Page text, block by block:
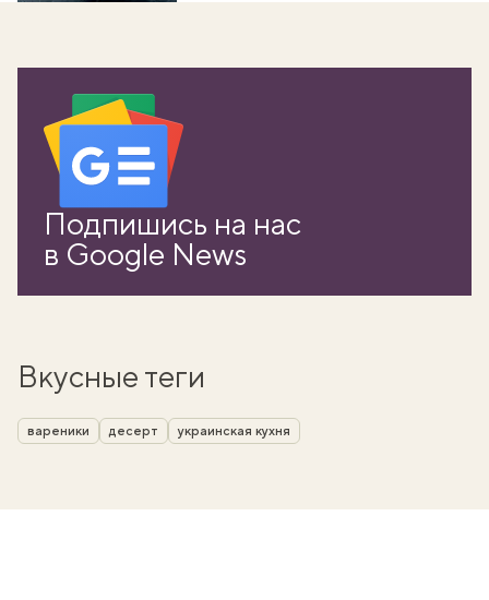
Подпишись на нас
в Google News
Вкусные теги
вареники десерт украинская кухня